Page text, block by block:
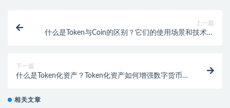
上一篇
什么是Token与Coin的区别？它们的使用场景和技术特
下一篇
什么是Token化资产？Token化资产如何增强数字货币的
相关文章